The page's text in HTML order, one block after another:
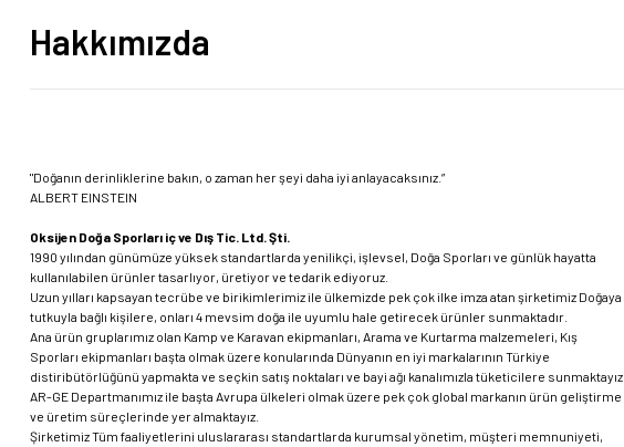
Hakkımızda
"Doğanın derinliklerine bakın, o zaman her şeyi daha iyi anlayacaksınız.”
ALBERT EINSTEIN
Oksijen Doğa Sporları iç ve Dış Tic. Ltd. Şti.
1990 yılından günümüze yüksek standartlarda yenilikçi, işlevsel, Doğa Sporları ve günlük hayatta
kullanılabilen ürünler tasarlıyor, üretiyor ve tedarik ediyoruz.
Uzun yılları kapsayan tecrübe ve birikimlerimiz ile ülkemizde pek çok ilke imza atan şirketimiz Doğaya
tutkuyla bağlı kişilere, onları 4 mevsim doğa ile uyumlu hale getirecek ürünler sunmaktadır.
Ana ürün gruplarımız olan Kamp ve Karavan ekipmanları, Arama ve Kurtarma malzemeleri, Kış
Sporları ekipmanları başta olmak üzere konularında Dünyanın en iyi markalarının Türkiye
distiribütörlüğünü yapmakta ve seçkin satış noktaları ve bayi ağı kanalımızla tüketicilere sunmaktayız.
AR-GE Departmanımız ile başta Avrupa ülkeleri olmak üzere pek çok global markanın ürün geliştirme
ve üretim süreçlerinde yer almaktayız.
Şirketimiz Tüm faaliyetlerini uluslararası standartlarda kurumsal yönetim, müşteri memnuniyeti,